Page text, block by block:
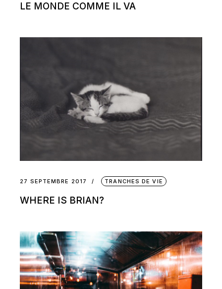
LE MONDE COMME IL VA
27 SEPTEMBRE 2017 TRANCHES DE VIE
WHERE IS BRIAN?